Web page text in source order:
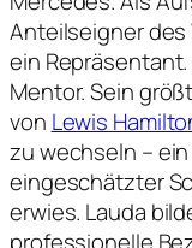
Anteilseigner des
ein
Mentor. Sein
von Lewis
zu wechseln –
eingeschätzter
erwies. Lauda
professionelle